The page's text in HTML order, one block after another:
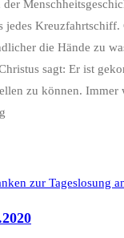
der
die Hände zu
sagt: Er ist
zu können.